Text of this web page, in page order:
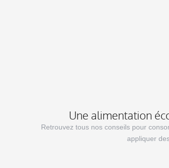
Une alimentation
Retrouvez tous nos conseils pour
appliquer